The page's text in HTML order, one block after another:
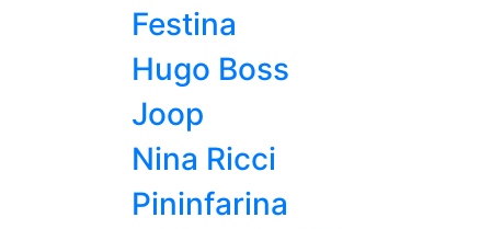
Festina
Hugo Boss
Joop
Nina Ricci
Pininfarina